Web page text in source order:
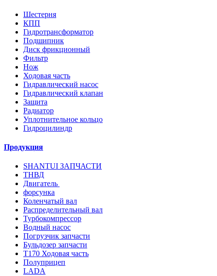
Шестерня
КПП
Гидротрансформатор
Подшипник
Диск фрикционный
Фильтр
Нож
Ходовая часть
Гидравлический насос
Гидравлический клапан
Защита
Радиатор
Уплотнительное кольцо
Гидроцилиндр
Продукция
SHANTUI ЗАПЧАСТИ
ТНВД
Двигатель
форсунка
Коленчатый вал
Распределительный вал
Турбокомпрессор
Водный насос
Погрузчик запчасти
Бульдозер запчасти
T170 Ходовая часть
Полуприцеп
LADA